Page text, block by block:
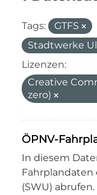
Tags: GTFS
Stadtwerke
Lizenzen:
Creative
zero)
ÖPNV-
In diesem
(SWU)